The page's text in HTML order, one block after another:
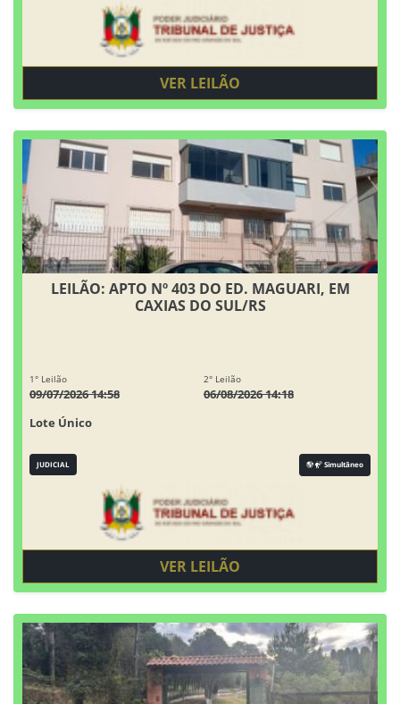
VER LEILÃO
LEILÃO: APTO Nº 403 DO ED. MAGUARI, EM
CAXIAS DO SUL/RS
1° Leilão
09/07/2026 14:58
2° Leilão
06/08/2026 14:18
Lote Único
JUDICIAL Simultâneo
VER LEILÃO